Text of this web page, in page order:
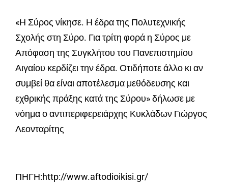
«Η Σύρος νίκησε. Η έδρα της Πολυτεχνικής
Σχολής στη Σύρο. Για τρίτη φορά η Σύρος με
Απόφαση της Συγκλήτου του Πανεπιστημίου
Αιγαίου κερδίζει την έδρα. Οτιδήποτε άλλο κι αν
συμβεί θα είναι αποτέλεσμα μεθόδευσης και
εχθρικής πράξης κατά της Σύρου» δήλωσε με
νόημα ο αντιπεριφερειάρχης Κυκλάδων Γιώργος
Λεονταρίτης
ΠΗΓΗ:http://www.aftodioikisi.gr/